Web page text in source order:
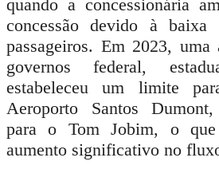
quando a concessionária
concessão devido à baixa
passageiros. Em 2023, uma
governos federal,
estabeleceu um limite
Aeroporto Santos
para o Tom Jobim, o
aumento significativo no